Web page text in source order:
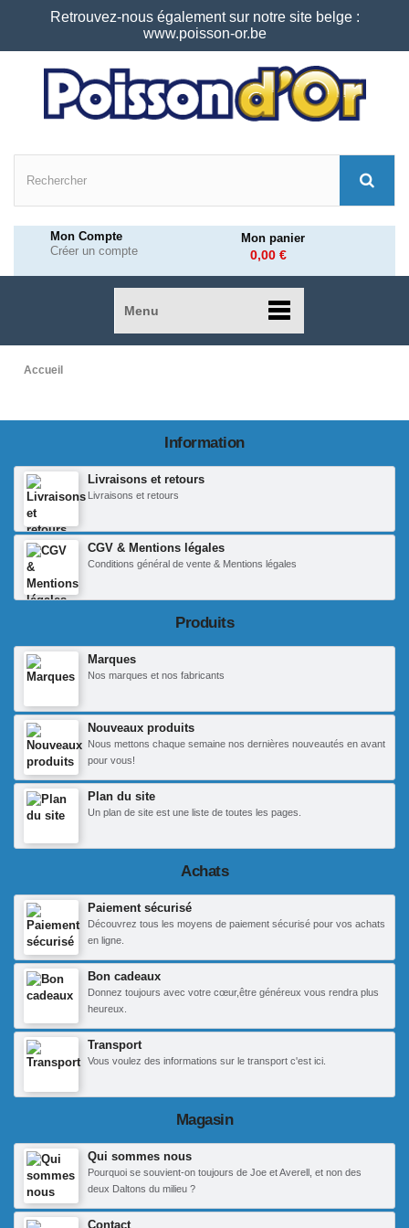
Retrouvez-nous également sur notre site belge :
www.poisson-or.be
Mon Compte
Créer un compte
Mon panier
0,00 €
Menu
Accueil
Information
Livraisons et retours
Livraisons et retours
CGV & Mentions légales
Conditions général de vente & Mentions légales
Produits
Marques
Nos marques et nos fabricants
Nouveaux produits
Nous mettons chaque semaine nos dernières nouveautés en avant
pour vous!
Plan du site
Un plan de site est une liste de toutes les pages.
Achats
Paiement sécurisé
Découvrez tous les moyens de paiement sécurisé pour vos achats
en ligne.
Bon cadeaux
Donnez toujours avec votre cœur,être généreux vous rendra plus
heureux.
Transport
Vous voulez des informations sur le transport c'est ici.
Magasin
Qui sommes nous
Pourquoi se souvient-on toujours de Joe et Averell, et non des
deux Daltons du milieu ?
Contact